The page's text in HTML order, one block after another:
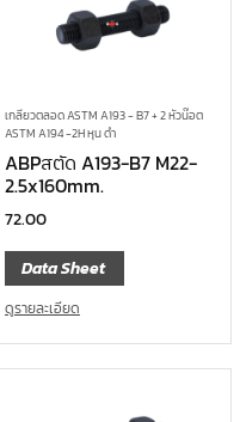
เกลียวตลอด ASTM A193 - B7 + 2 หัวน๊อต
ASTM A194 -2H หุน ดำ
ABPสตัด A193-B7 M22-
2.5x160mm.
72.00
Data Sheet
ดูรายละเอียด